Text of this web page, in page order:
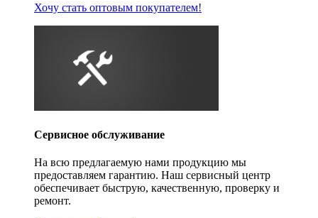
Хочу стать оптовым покупателем!
Сервисное обслуживание
На всю предлагаемую нами продукцию мы
предоставляем гарантию. Наш сервисный центр
обеспечивает быструю, качественную, проверку и
ремонт.